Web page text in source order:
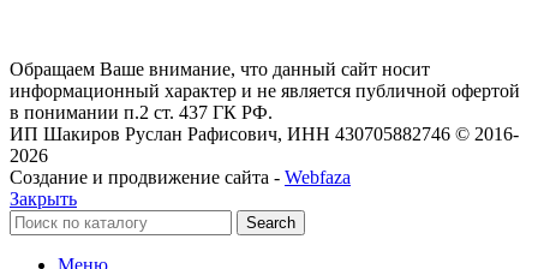
Обращаем Ваше внимание, что данный сайт носит
информационный характер и не является публичной офертой
в понимании п.2 ст. 437 ГК РФ.
ИП Шакиров Руслан Рафисович, ИНН 430705882746 © 2016-
2026
Создание и продвижение сайта - Webfaza
Закрыть
Search